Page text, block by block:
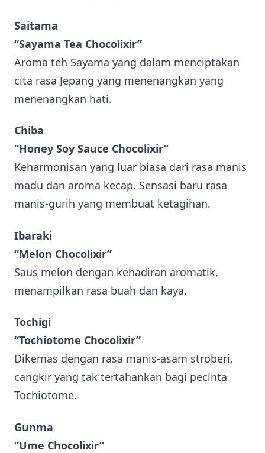
Saitama
“Sayama Tea Chocolixir”
Aroma teh Sayama yang dalam menciptakan
cita rasa Jepang yang menenangkan yang
menenangkan hati.
Chiba
“Honey Soy Sauce Chocolixir”
Keharmonisan yang luar biasa dari rasa manis
madu dan aroma kecap. Sensasi baru rasa
manis-gurih yang membuat ketagihan.
Ibaraki
“Melon Chocolixir”
Saus melon dengan kehadiran aromatik,
menampilkan rasa buah dan kaya.
Tochigi
“Tochiotome Chocolixir”
Dikemas dengan rasa manis-asam stroberi,
cangkir yang tak tertahankan bagi pecinta
Tochiotome.
Gunma
“Ume Chocolixir”